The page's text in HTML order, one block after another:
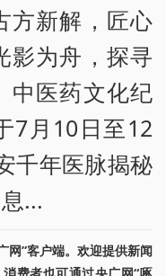
方新解，匠心
影为舟，探寻
中医药文化纪
7月10日至12
千年医脉揭秘
...
网”客户端。欢迎提供新闻